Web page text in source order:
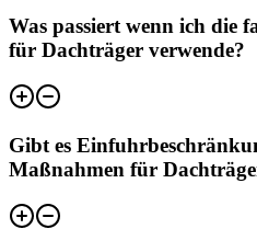
Was passiert wenn ich die
für Dachträger verwende?
Gibt es
Maßnahmen für